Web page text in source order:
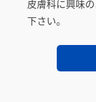
皮膚科に興味
下さい。